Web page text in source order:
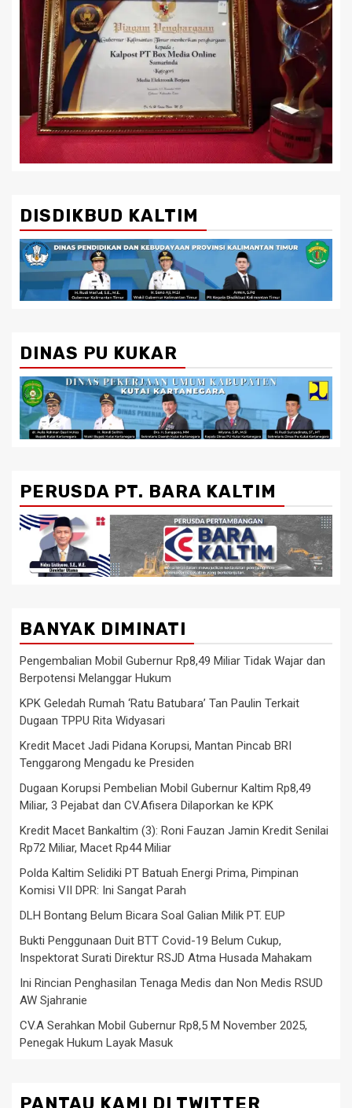
DISDIKBUD KALTIM
DINAS PU KUKAR
PERUSDA PT. BARA KALTIM
BANYAK DIMINATI
Pengembalian Mobil Gubernur Rp8,49 Miliar Tidak Wajar dan
Berpotensi Melanggar Hukum
KPK Geledah Rumah ‘Ratu Batubara’ Tan Paulin Terkait
Dugaan TPPU Rita Widyasari
Kredit Macet Jadi Pidana Korupsi, Mantan Pincab BRI
Tenggarong Mengadu ke Presiden
Dugaan Korupsi Pembelian Mobil Gubernur Kaltim Rp8,49
Miliar, 3 Pejabat dan CV.Afisera Dilaporkan ke KPK
Kredit Macet Bankaltim (3): Roni Fauzan Jamin Kredit Senilai
Rp72 Miliar, Macet Rp44 Miliar
Polda Kaltim Selidiki PT Batuah Energi Prima, Pimpinan
Komisi VII DPR: Ini Sangat Parah
DLH Bontang Belum Bicara Soal Galian Milik PT. EUP
Bukti Penggunaan Duit BTT Covid-19 Belum Cukup,
Inspektorat Surati Direktur RSJD Atma Husada Mahakam
Ini Rincian Penghasilan Tenaga Medis dan Non Medis RSUD
AW Sjahranie
CV.A Serahkan Mobil Gubernur Rp8,5 M November 2025,
Penegak Hukum Layak Masuk